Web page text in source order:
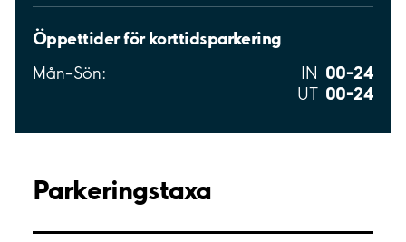
Öppettider för korttidsparkering
Mån–Sön: IN 00–24
UT 00–24
Parkeringstaxa